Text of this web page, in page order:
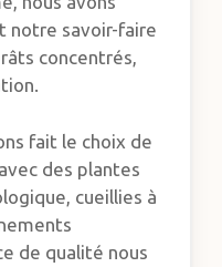
notre savoir-faire
concentrés,
fait le choix de
des plantes
cueillies à
de qualité nous